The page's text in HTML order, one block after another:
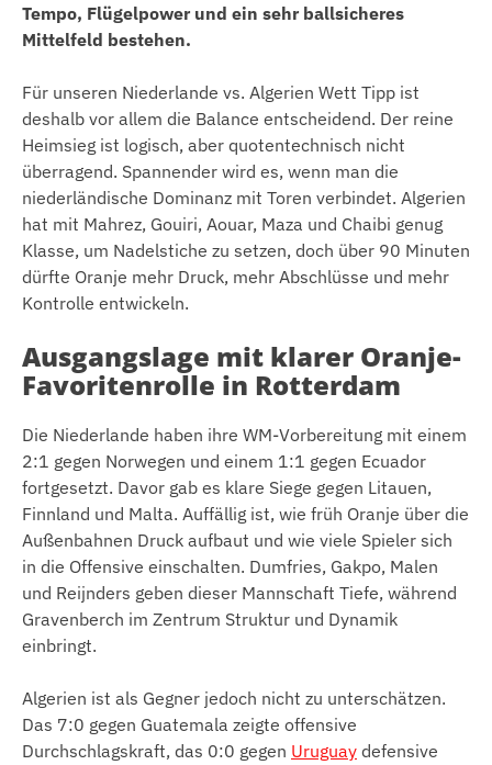
Tempo, Flügelpower und ein sehr ballsicheres
Mittelfeld bestehen.
Für unseren Niederlande vs. Algerien Wett Tipp ist
deshalb vor allem die Balance entscheidend. Der reine
Heimsieg ist logisch, aber quotentechnisch nicht
überragend. Spannender wird es, wenn man die
niederländische Dominanz mit Toren verbindet. Algerien
hat mit Mahrez, Gouiri, Aouar, Maza und Chaibi genug
Klasse, um Nadelstiche zu setzen, doch über 90 Minuten
dürfte Oranje mehr Druck, mehr Abschlüsse und mehr
Kontrolle entwickeln.
Ausgangslage mit klarer Oranje-
Favoritenrolle in Rotterdam
Die Niederlande haben ihre WM-Vorbereitung mit einem
2:1 gegen Norwegen und einem 1:1 gegen Ecuador
fortgesetzt. Davor gab es klare Siege gegen Litauen,
Finnland und Malta. Auffällig ist, wie früh Oranje über die
Außenbahnen Druck aufbaut und wie viele Spieler sich
in die Offensive einschalten. Dumfries, Gakpo, Malen
und Reijnders geben dieser Mannschaft Tiefe, während
Gravenberch im Zentrum Struktur und Dynamik
einbringt.
Algerien ist als Gegner jedoch nicht zu unterschätzen.
Das 7:0 gegen Guatemala zeigte offensive
Durchschlagskraft, das 0:0 gegen Uruguay defensive